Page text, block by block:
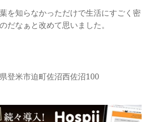
を知らなかっただけで生活にすごく密
だなぁと改めて思いました。
登米市迫町佐沼西佐沼100